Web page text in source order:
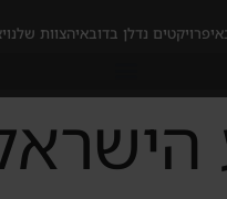
פרויקטים נדלן בדובאיהצוות שלנו